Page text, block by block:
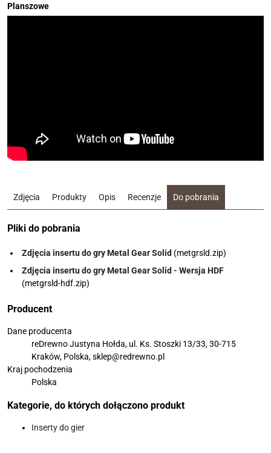
Planszowe
Zdjęcia Produkty Opis Recenzje Do pobrania
Pliki do pobrania
Zdjęcia insertu do gry Metal Gear Solid (metgrsld.zip)
Zdjęcia insertu do gry Metal Gear Solid - Wersja HDF
(metgrsld-hdf.zip)
Producent
Dane producenta
reDrewno Justyna Hołda, ul. Ks. Stoszki 13/33, 30-715
Kraków, Polska, sklep@redrewno.pl
Kraj pochodzenia
Polska
Kategorie, do których dołączono produkt
Inserty do gier